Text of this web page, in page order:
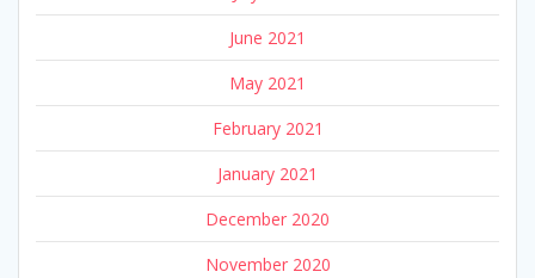
June 2021
May 2021
February 2021
January 2021
December 2020
November 2020